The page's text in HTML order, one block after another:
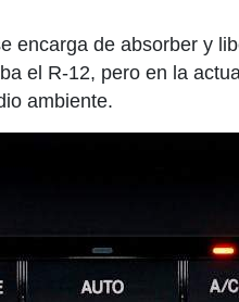
encarga de absorber y
el R-12, pero en la
ambiente.